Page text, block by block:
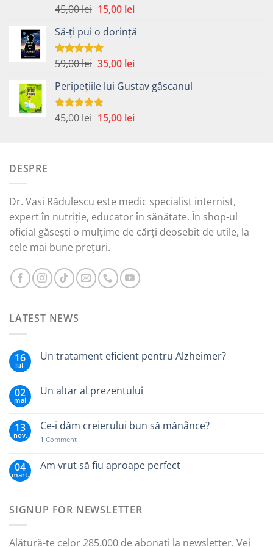
Evaluat la
45,00lei Prețul
a
fost:
45,00 lei.
15,00 leiPrețul
este:
Să-ți pui o dorință
Evaluat la
59,00lei Prețul
a
fost:
59,00 lei.
35,00 leiPrețul
este:
Peripețiile lui Gustav gâscanul
Evaluat la
45,00lei Prețul
15,00 leiPrețul
DESPRE
Dr. Vasi Rădulescu este medic specialist internist,
expert în nutriție, educator în sănătate. În shop-ul
oficial găsești o mulțime de cărți deosebit de utile, la
cele mai bune prețuri.
LATEST NEWS
16
iul.
Un tratament eficient pentru Alzheimer?
02
mai
Un altar al prezentului
13
nov.
Ce-i dăm creierului bun să mănânce?
1 Comment
04
mart.
Am vrut să fiu aproape perfect
SIGNUP FOR NEWSLETTER
Alătură-te celor 285.000 de abonați la newsletter. Vei